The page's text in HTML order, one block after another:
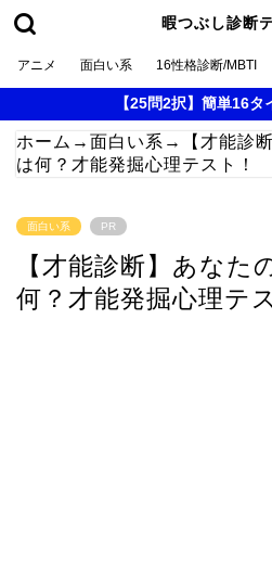
暇つぶし診断
アニメ 面白い系 16性格診断/MBTI
【25問2択】簡単16
ホーム → 面白い系 →
【才能診
は何？才能発掘心理テスト！
面白い系 PR
【才能診断】あなた
何？才能発掘心理テ